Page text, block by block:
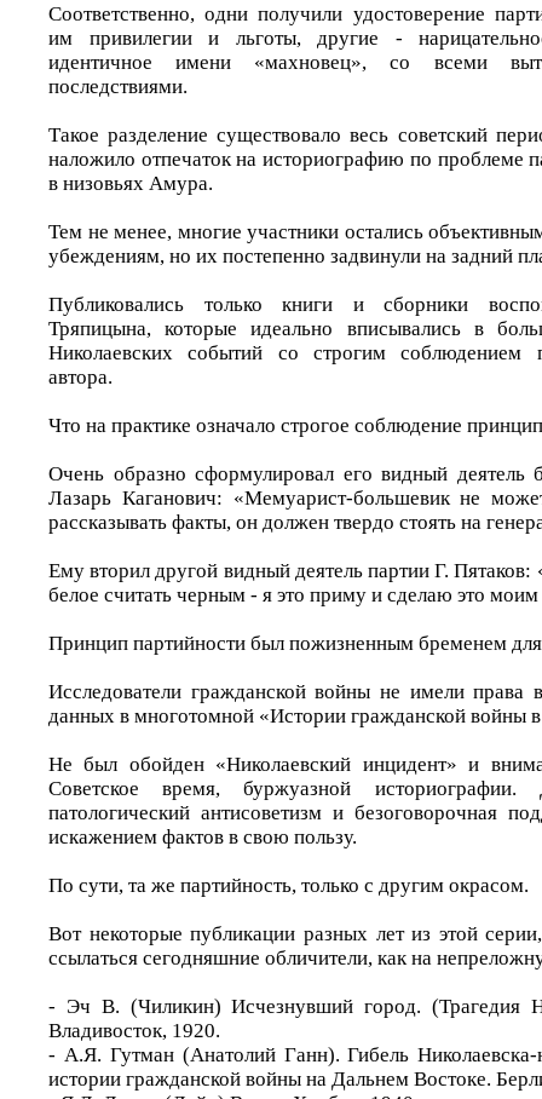
Соответственно, одни получили удостоверение
им привилегии и льготы, другие -
идентичное имени «махновец», со всеми
последствиями.
Такое разделение существовало весь советский
наложило отпечаток на историографию по проблеме
в низовьях Амура.
Тем не менее, многие участники остались
убеждениям, но их постепенно задвинули на задний
Публиковались только книги и сборники
Тряпицына, которые идеально вписывались в
Николаевских событий со строгим соблюдением
автора.
Что на практике означало строгое соблюдение
Очень образно сформулировал его видный деятель
Лазарь Каганович: «Мемуарист-большевик не
рассказывать факты, он должен твердо стоять на
Ему вторил другой видный деятель партии Г. Пятаков:
белое считать черным - я это приму и сделаю это
Принцип партийности был пожизненным бременем для
Исследователи гражданской войны не имели права
данных в многотомной «Истории гражданской войны
Не был обойден «Николаевский инцидент» и
Советское время, буржуазной
патологический антисоветизм и безоговорочная
искажением фактов в свою пользу.
По сути, та же партийность, только с другим окрасом.
Вот некоторые публикации разных лет из этой
ссылаться сегодняшние обличители, как на
- Эч В. (Чиликин) Исчезнувший город. (Трагедия
Владивосток, 1920.
- А.Я. Гутман (Анатолий Ганн). Гибель
истории гражданской войны на Дальнем Востоке.